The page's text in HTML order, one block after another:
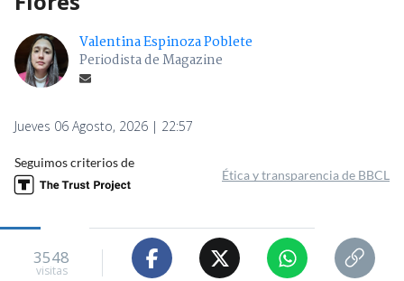
Valentina Espinoza Poblete
Periodista de Magazine
Jueves 06 Agosto, 2026 | 22:57
Seguimos criterios de
Ética y transparencia de BBCL
3548
visitas